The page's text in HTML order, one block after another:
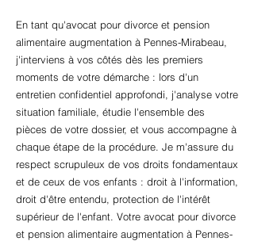
En tant qu'avocat pour divorce et pension
alimentaire augmentation à Pennes-Mirabeau,
j'interviens à vos côtés dès les premiers
moments de votre démarche : lors d'un
entretien confidentiel approfondi, j'analyse votre
situation familiale, étudie l'ensemble des
pièces de votre dossier, et vous accompagne à
chaque étape de la procédure. Je m'assure du
respect scrupuleux de vos droits fondamentaux
et de ceux de vos enfants : droit à l'information,
droit d'être entendu, protection de l'intérêt
supérieur de l'enfant. Votre avocat pour divorce
et pension alimentaire augmentation à Pennes-